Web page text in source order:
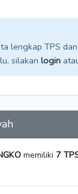
lengkap TPS
silakan login
memiliki 7